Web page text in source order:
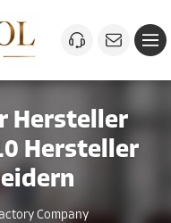
Hersteller
Hersteller
Company